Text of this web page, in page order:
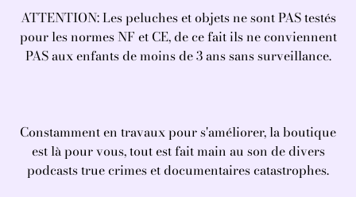
ATTENTION: Les peluches et objets ne sont PAS testés
pour les normes NF et CE, de ce fait ils ne conviennent
PAS aux enfants de moins de 3 ans sans surveillance.
Constamment en travaux pour s'améliorer, la boutique
est là pour vous, tout est fait main au son de divers
podcasts true crimes et documentaires catastrophes.